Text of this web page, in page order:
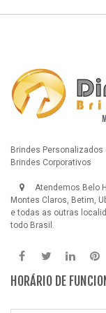
Brindes Personalizados
Brindes Corporativos
Atendemos Belo
Montes Claros, Betim,
e todas as outras
todo Brasil.
HORÁRIO DE